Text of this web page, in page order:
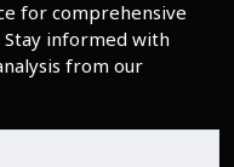
for comprehensive
Stay informed with
from our